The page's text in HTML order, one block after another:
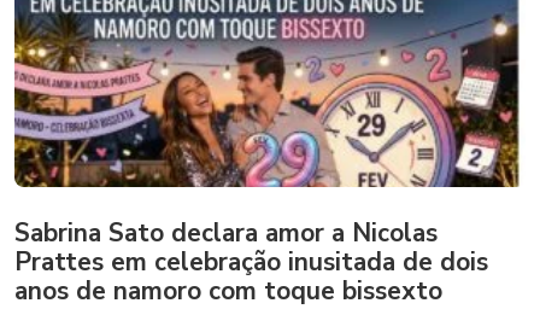
Sabrina Sato declara amor a Nicolas
Prattes em celebração inusitada de dois
anos de namoro com toque bissexto